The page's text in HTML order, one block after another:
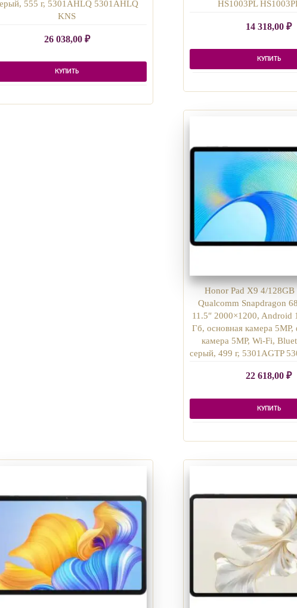
555 г, 5301AHLQ 5301AHLQ
KNS
26 038,00 ₽
КУПИТЬ
HS1003PL
14 318,00₽
КУПИТЬ
Honor Pad X9 4/128GB
Qualcomm Snapdragon
11.5″ 2000×1200, Android
Гб, основная камера 5MP,
камера 5MP, Wi-Fi,
серый, 499 г, 5301AGTP
22 618,00₽
КУПИТЬ